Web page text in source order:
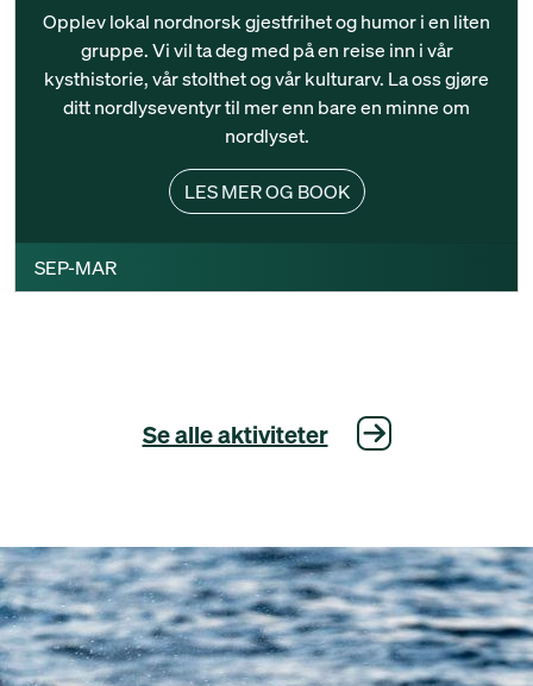
Opplev lokal nordnorsk gjestfrihet og humor i en liten
gruppe. Vi vil ta deg med på en reise inn i vår
kysthistorie, vår stolthet og vår kulturarv. La oss gjøre
ditt nordlyseventyr til mer enn bare en minne om
nordlyset.
LES MER OG BOOK
SEP-MAR
Se alle aktiviteter